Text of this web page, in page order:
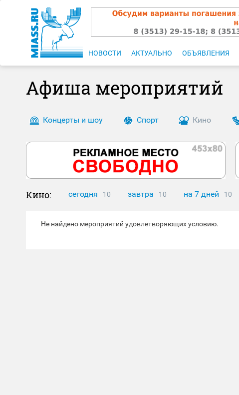
НОВОСТИ АКТУАЛЬНО ОБЪЯВЛЕНИЯ
Афиша мероприятий
Концерты и шоу Спорт Кино
Кино: сегодня 10 завтра 10 на 7 дней 10
Не найдено мероприятий удовлетворяющих условию.